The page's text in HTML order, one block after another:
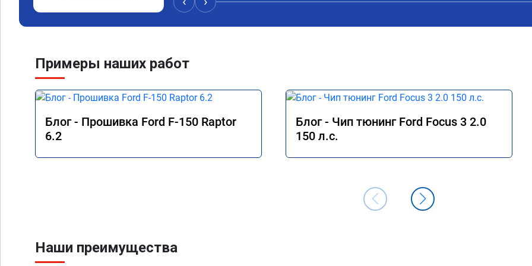
Примеры наших работ
Блог - Прошивка Ford F-150 Raptor
6.2
Блог - Чип тюнинг Ford Focus 3 2.0
150 л.с.
Наши преимущества